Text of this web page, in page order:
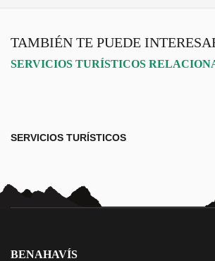
TAMBIÉN TE PUEDE
SERVICIOS TURÍSTICOS
SERVICIOS TURÍSTICOS
BENAHAVÍS